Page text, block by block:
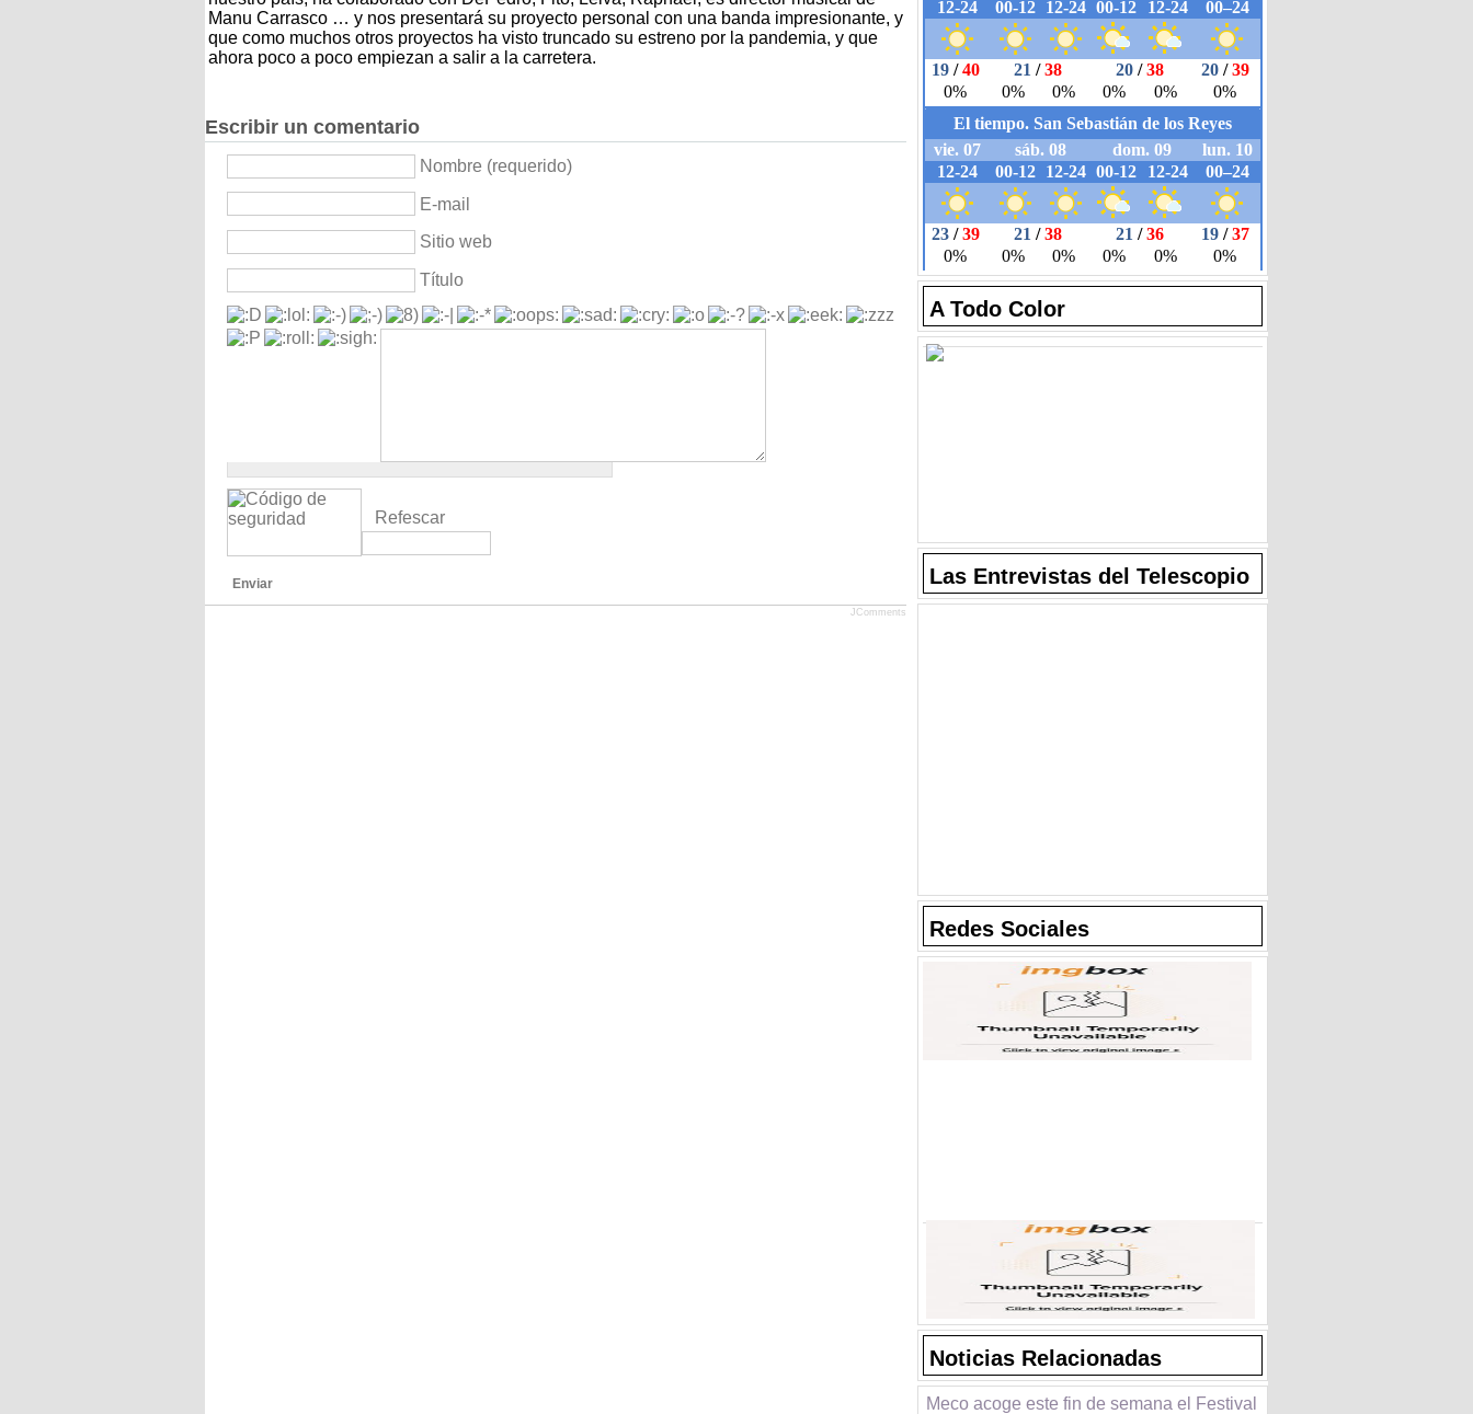
Manu Carrasco … y nos presentará su proyecto personal con una banda impresionante, y
que como muchos otros proyectos ha visto truncado su estreno por la pandemia, y que
ahora poco a poco empiezan a salir a la carretera.
Escribir un comentario
Nombre (requerido)
E-mail
Sitio web
Título
Refescar
Enviar
JComments
A Todo Color
Las Entrevistas del Telescopio
Redes Sociales
Noticias Relacionadas
Meco acoge este fin de semana el Festival